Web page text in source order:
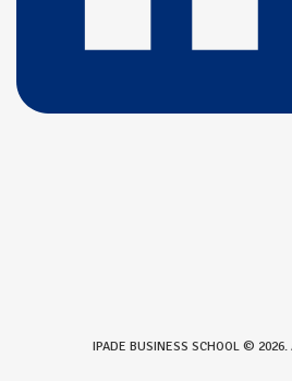
IPADE BUSINESS SCHOOL ©